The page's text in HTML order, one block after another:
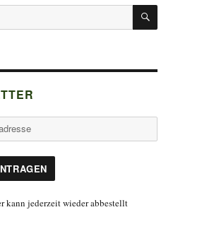
SUCHEN
kann jederzeit wieder abbestellt